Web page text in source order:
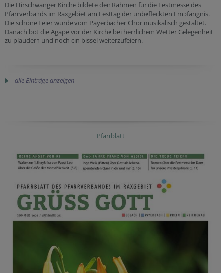
Die Hirschwanger Kirche bildete den Rahmen für die Festmesse des
Pfarrverbands im Raxgebiet am Festtag der unbefleckten Empfängnis.
Die schöne Feier wurde vom Payerbacher Chor musikalisch gestaltet.
Danach bot die Agape vor der Kirche bei herrlichem Wetter Gelegenheit
zu plaudern und noch ein bissel weiterzufeiern.
alle Einträge anzeigen
Pfarrblatt